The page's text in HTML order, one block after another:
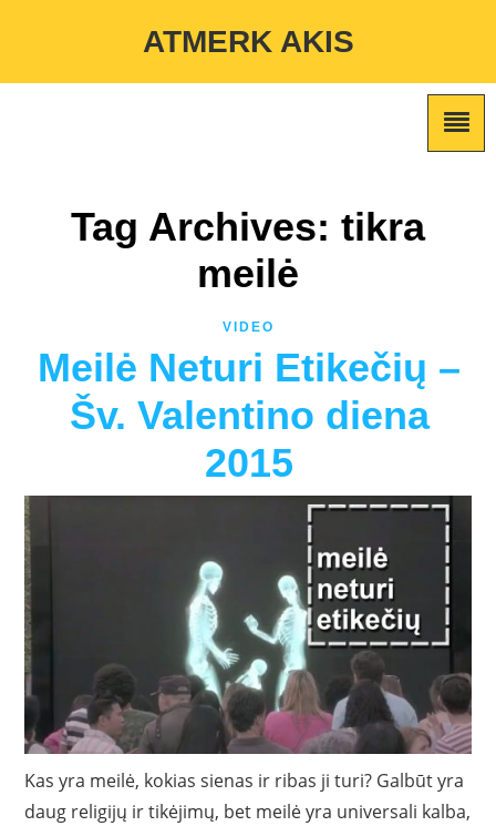
/home/atmerkakis/public_html/wp-content/themes/marketing-
ATMERK AKIS
Tag Archives: tikra
meilė
VIDEO
Meilė Neturi Etikečių –
Šv. Valentino diena
2015
Kas yra meilė, kokias sienas ir ribas ji turi? Galbūt yra
daug religijų ir tikėjimų, bet meilė yra universali kalba,